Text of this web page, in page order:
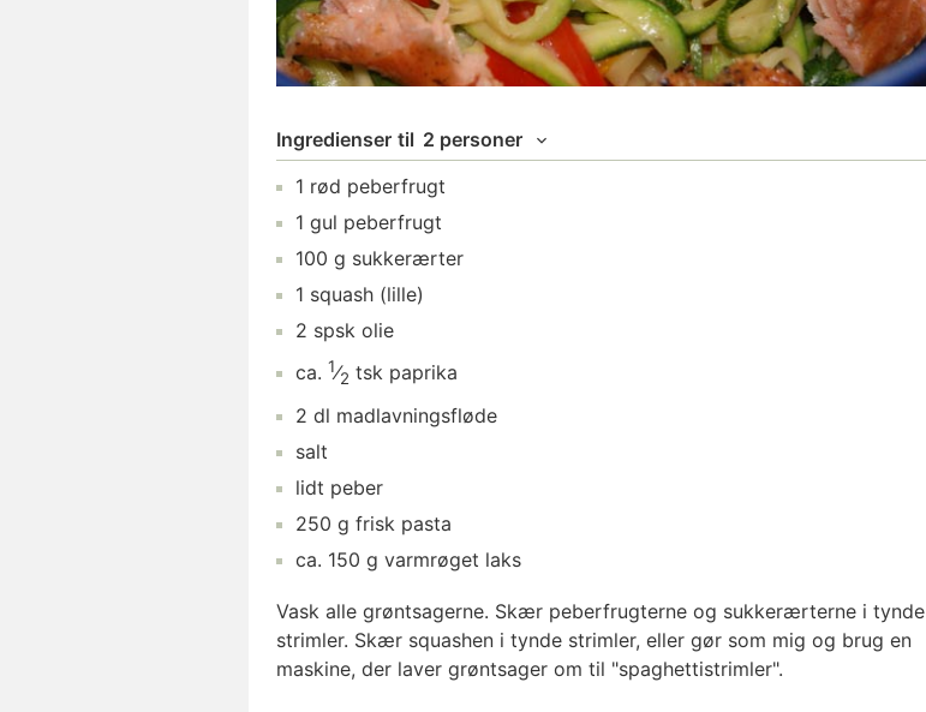
Ingredienser til 2 personer
1 rød peberfrugt
1 gul peberfrugt
100 g sukkerærter
1 squash (lille)
2 spsk olie
ca. 1⁄2 tsk paprika
2 dl madlavningsfløde
salt
lidt peber
250 g frisk pasta
ca. 150 g varmrøget laks
Vask alle grøntsagerne. Skær peberfrugterne og sukkerærterne i tynde
strimler. Skær squashen i tynde strimler, eller gør som mig og brug en
maskine, der laver grøntsager om til "spaghettistrimler".